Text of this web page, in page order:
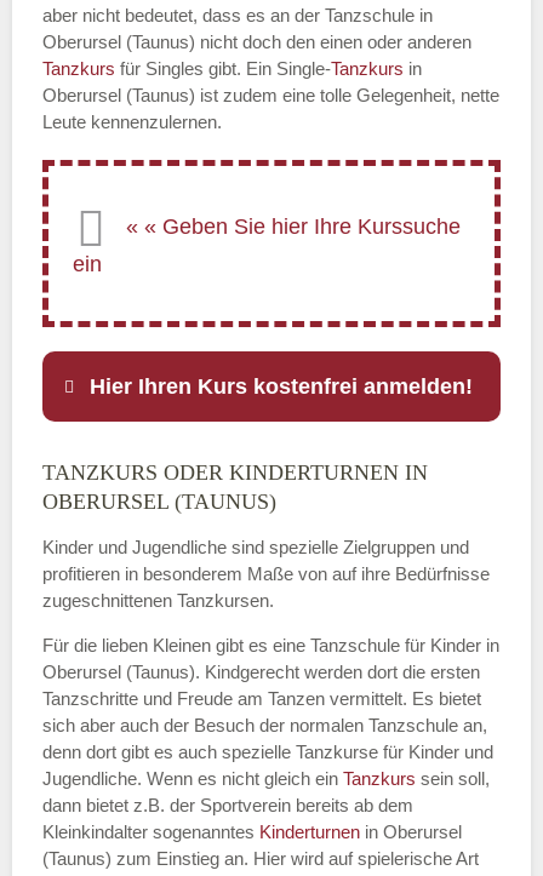
aber nicht bedeutet, dass es an der Tanzschule in
Oberursel (Taunus) nicht doch den einen oder anderen
Tanzkurs für Singles gibt. Ein Single-Tanzkurs in
Oberursel (Taunus) ist zudem eine tolle Gelegenheit, nette
Leute kennenzulernen.
Hier Ihren Kurs kostenfrei anmelden!
Name*
E-Mail*
Name der Tanzschule
TANZKURS ODER KINDERTURNEN IN
OBERURSEL (TAUNUS)
Kinder und Jugendliche sind spezielle Zielgruppen und
profitieren in besonderem Maße von auf ihre Bedürfnisse
zugeschnittenen Tanzkursen.
Für die lieben Kleinen gibt es eine Tanzschule für Kinder in
Oberursel (Taunus). Kindgerecht werden dort die ersten
Tanzschritte und Freude am Tanzen vermittelt. Es bietet
sich aber auch der Besuch der normalen Tanzschule an,
denn dort gibt es auch spezielle Tanzkurse für Kinder und
Jugendliche. Wenn es nicht gleich ein Tanzkurs sein soll,
dann bietet z.B. der Sportverein bereits ab dem
Kleinkindalter sogenanntes Kinderturnen in Oberursel
(Taunus) zum Einstieg an. Hier wird auf spielerische Art